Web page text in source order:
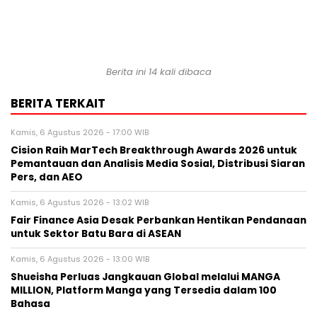
Berita ini 14 kali dibaca
BERITA TERKAIT
Kamis, 6 Agustus 2026 - 17:00 WIB
Cision Raih MarTech Breakthrough Awards 2026 untuk
Pemantauan dan Analisis Media Sosial, Distribusi Siaran
Pers, dan AEO
Kamis, 6 Agustus 2026 - 13:02 WIB
Fair Finance Asia Desak Perbankan Hentikan Pendanaan
untuk Sektor Batu Bara di ASEAN
Kamis, 6 Agustus 2026 - 13:00 WIB
Shueisha Perluas Jangkauan Global melalui MANGA
MILLION, Platform Manga yang Tersedia dalam 100
Bahasa